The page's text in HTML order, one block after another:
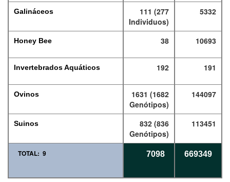
Galináceos
111 (277
Individuos)
5332
Honey Bee 38 10693
Invertebrados Aquáticos 192 191
Ovinos
1631 (1682
Genótipos)
144097
Suinos
832 (836
Genótipos)
113451
TOTAL: 9 7098 669349